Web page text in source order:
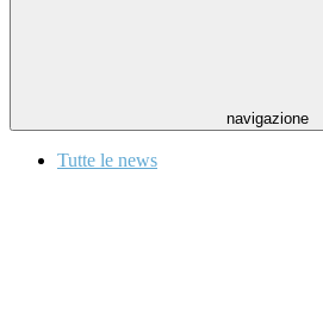
navigazione
Tutte le news